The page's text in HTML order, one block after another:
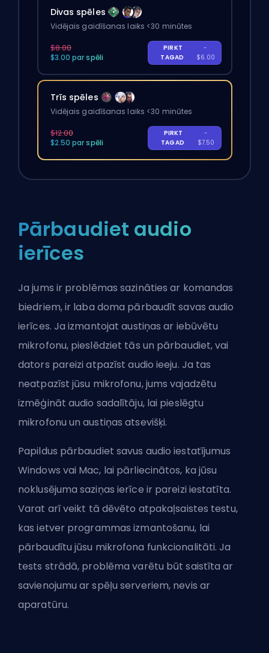
Divas spēles
Vidējais gaidīšanas laiks <30 minūtes
$8.00
$3.00 par spēli
PIRKT
TAGAD
-
$6.00
Trīs spēles
Vidējais gaidīšanas laiks <30 minūtes
$12.00
$2.50 par spēli
PIRKT
TAGAD
-
$7.50
Pārbaudiet audio
ierīces
Ja jums ir problēmas sazināties ar komandas
biedriem, ir laba doma pārbaudīt savas audio
ierīces. Ja izmantojat austiņas ar iebūvētu
mikrofonu, pieslēdziet tās un pārbaudiet, vai
dators pareizi atpazīst audio ieeju. Ja tas
neatpazīst jūsu mikrofonu, jums vajadzētu
izmēģināt audio sadalītāju, lai pieslēgtu
mikrofonu un austiņas atsevišķi.
Papildus pārbaudiet savus audio iestatījumus
Windows vai Mac, lai pārliecinātos, ka jūsu
noklusējuma saziņas ierīce ir pareizi iestatīta.
Varat arī veikt tā dēvēto atpakaļsaistes testu,
kas ietver programmas izmantošanu, lai
pārbaudītu jūsu mikrofona funkcionalitāti. Ja
tests strādā, problēma varētu būt saistīta ar
savienojumu ar spēļu serveriem, nevis ar
aparatūru.